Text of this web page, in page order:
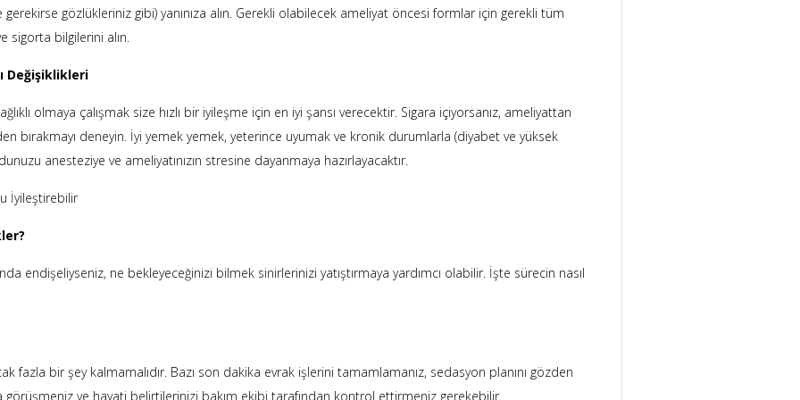
gerekirse gözlükleriniz gibi) yanınıza alın. Gerekli olabilecek ameliyat öncesi formlar için gerekli tüm
sigorta bilgilerini alın.
Değişiklikleri
olmaya çalışmak size hızlı bir iyileşme için en iyi şansı verecektir. Sigara içiyorsanız, ameliyattan
bırakmayı deneyin. İyi yemek yemek, yeterince uyumak ve kronik durumlarla (diyabet ve yüksek
anesteziye ve ameliyatınızın stresine dayanmaya hazırlayacaktır.
İyileştirebilir
endişeliyseniz, ne bekleyeceğinizi bilmek sinirlerinizi yatıştırmaya yardımcı olabilir. İşte sürecin nasıl
fazla bir şey kalmamalıdır. Bazı son dakika evrak işlerini tamamlamanız, sedasyon planını gözden
görüşmeniz ve hayati belirtilerinizi bakım ekibi tarafından kontrol ettirmeniz gerekebilir.